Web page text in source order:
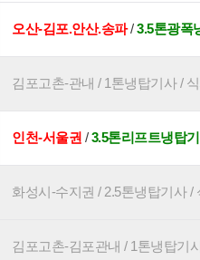
오산-김포.안산.송파/3.5톤광폭
김포고촌-관내 / 1톤냉탑기사 /
인천-서울권 /3.5톤리프트냉탑
화성시-수지권 / 2.5톤냉탑기사 /
김포고촌-김포관내 / 1톤냉탑기